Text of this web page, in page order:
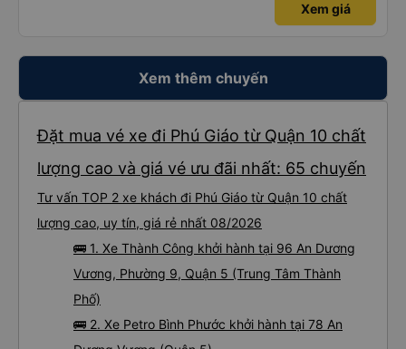
Xem giá
Xem thêm chuyến
Đặt mua vé xe đi Phú Giáo từ Quận 10 chất
lượng cao và giá vé ưu đãi nhất: 65 chuyến
Tư vấn TOP 2 xe khách đi Phú Giáo từ Quận 10 chất
lượng cao, uy tín, giá rẻ nhất 08/2026
🚌 1. Xe Thành Công khởi hành tại 96 An Dương
Vương, Phường 9, Quận 5 (Trung Tâm Thành
Phố)
🚌 2. Xe Petro Bình Phước khởi hành tại 78 An